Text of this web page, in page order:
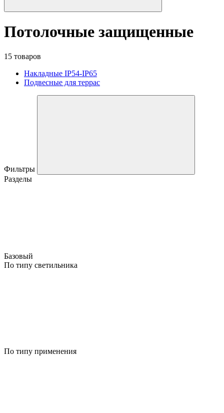
Потолочные защищенные
15 товаров
Накладные IP54-IP65
Подвесные для террас
Фильтры
Разделы
Базовый
По типу светильника
По типу применения